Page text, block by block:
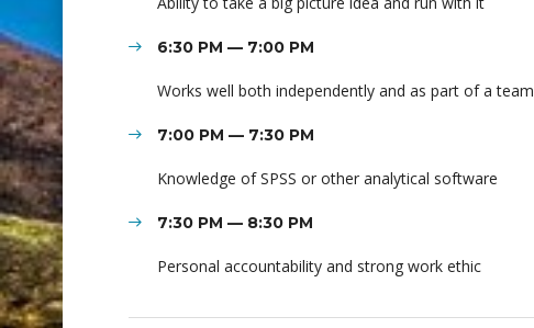
6:30 PM — 7:00 PM
Works well both independently and as part of a team
7:00 PM — 7:30 PM
Knowledge of SPSS or other analytical software
7:30 PM — 8:30 PM
Personal accountability and strong work ethic